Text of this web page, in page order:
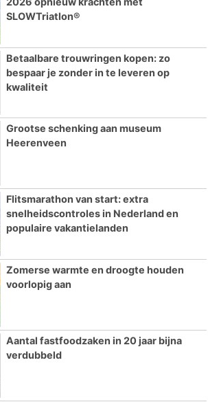
SLOWTriatlon®
Betaalbare trouwringen kopen: zo
bespaar je zonder in te leveren op
kwaliteit
Grootse schenking aan museum
Heerenveen
Flitsmarathon van start: extra
snelheidscontroles in Nederland en
populaire vakantielanden
Zomerse warmte en droogte houden
voorlopig aan
Aantal fastfoodzaken in 20 jaar bijna
verdubbeld